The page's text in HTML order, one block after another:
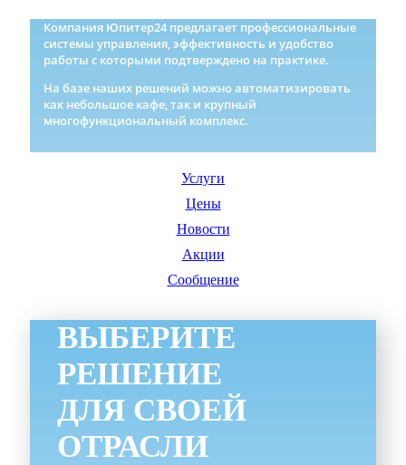
Компания Юпитер24 предлагает профессиональные
системы управления, эффективность и удобство
работы с которыми подтверждено на практике.
На базе наших решений можно автоматизировать
как небольшое кафе, так и крупный
многофункциональный комплекс.
Услуги
Цены
Новости
Акции
Сообщение
ВЫБЕРИТЕ
РЕШЕНИЕ
ДЛЯ СВОЕЙ
ОТРАСЛИ